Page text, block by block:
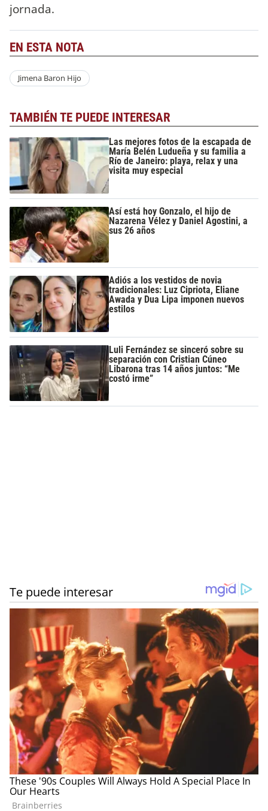
jornada.
EN ESTA NOTA
Jimena Baron Hijo
TAMBIÉN TE PUEDE INTERESAR
Las mejores fotos de la escapada de
María Belén Ludueña y su familia a
Río de Janeiro: playa, relax y una
visita muy especial
Así está hoy Gonzalo, el hijo de
Nazarena Vélez y Daniel Agostini, a
sus 26 años
Adiós a los vestidos de novia
tradicionales: Luz Cipriota, Eliane
Awada y Dua Lipa imponen nuevos
estilos
Luli Fernández se sinceró sobre su
separación con Cristian Cúneo
Libarona tras 14 años juntos: “Me
costó irme”